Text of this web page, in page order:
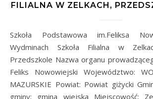
FILIALNA W ZELKACH,
Szkoła Podstawowa im.Feliksa Nowowiejskiego w
Wydminach Szkoła Filialna w
Przedszkole Nazwa organu
Feliks Nowowiejski Województwo:
MAZURSKIE Powiat: Powiat giżycki
gminy: gmina wiejska Miejscowość: